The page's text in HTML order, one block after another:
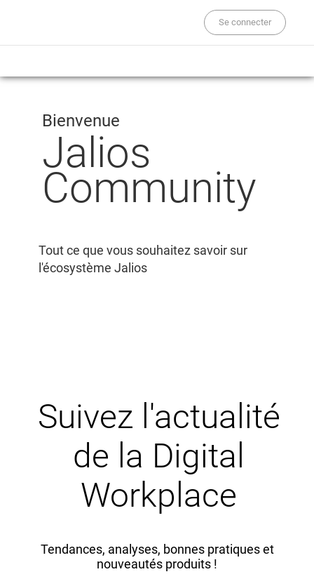
Se connecter
Bienvenue
Jalios
Community
Tout ce que vous souhaitez savoir sur
l'écosystème Jalios
Suivez l'actualité
de la Digital
Workplace
Tendances, analyses, bonnes pratiques et
nouveautés produits !